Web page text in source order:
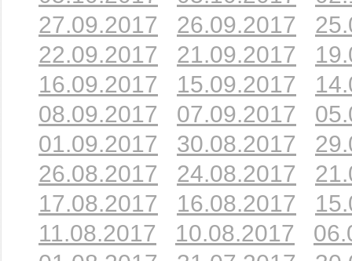
27.09.2017
26.09.2017
22.09.2017
21.09.2017
16.09.2017
15.09.2017
08.09.2017
07.09.2017
01.09.2017
30.08.2017
26.08.2017
24.08.2017
17.08.2017
16.08.2017
11.08.2017
10.08.2017